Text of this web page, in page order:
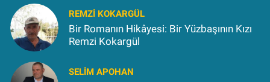
REMZI KOKARGÜL
Bir Romanın Hikâyesi: Bir Yüzbaşının Kızı
Remzi Kokargül
SELIM APOHAN